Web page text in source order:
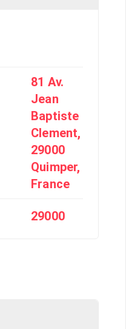
81 Av.
Jean
Baptiste
Clement,
29000
Quimper,
France
29000